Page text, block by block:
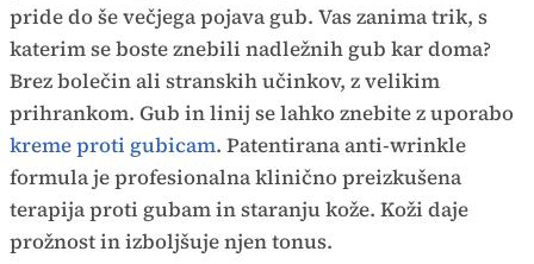
pride do še večjega pojava gub. Vas zanima trik, s
katerim se boste znebili nadležnih gub kar doma?
Brez bolečin ali stranskih učinkov, z velikim
prihrankom. Gub in linij se lahko znebite z uporabo
kreme proti gubicam. Patentirana anti-wrinkle
formula je profesionalna klinično preizkušena
terapija proti gubam in staranju kože. Koži daje
prožnost in izboljšuje njen tonus.